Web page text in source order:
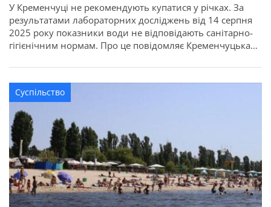
У Кременчуці не рекомендують купатися у річках. За
результатами лабораторних досліджень від 14 серпня
2025 року показники води не відповідають санітарно-
гігієнічним нормам. Про це повідомляє Кременчуцька
позитивної кишкової палички — до 10 000. Фактичні
результати досліджень: Кишкові ентерококи та E.coli у
досліджених зразках не виявлені. Санлікарі
попереджають: для запобігання інфекційним […]
Суспільство